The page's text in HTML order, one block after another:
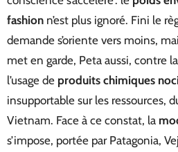
fashion n’est plus ignoré. Fini le
demande s’oriente vers moins,
met en garde, Peta aussi, contre
l’usage de produits chimiques
insupportable sur les ressources,
Vietnam. Face à ce constat, la
s’impose, portée par Patagonia,